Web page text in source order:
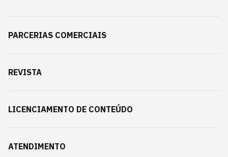
PARCERIAS COMERCIAIS
REVISTA
LICENCIAMENTO DE CONTEÚDO
ATENDIMENTO